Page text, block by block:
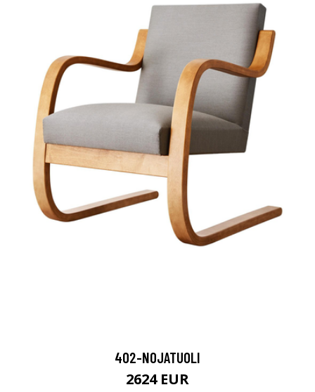
402-NOJATUOLI
2624 EUR